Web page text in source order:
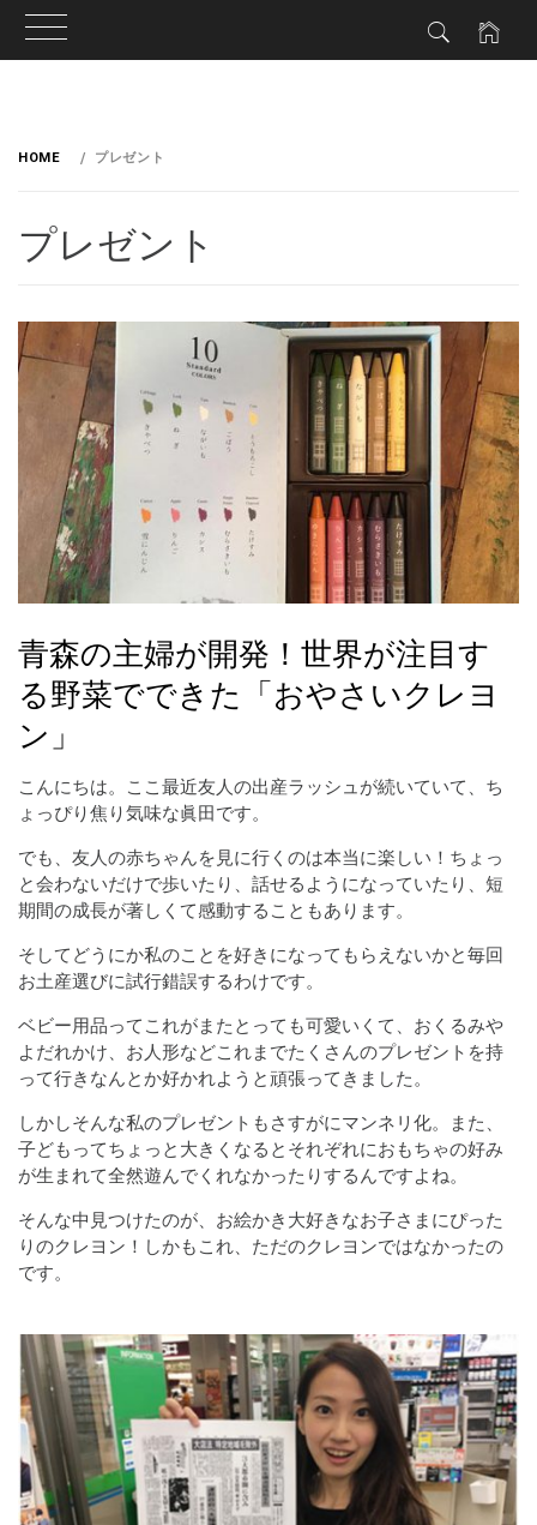
HOME プレゼント
プレゼント
青森の主婦が開発！世界が注目す
る野菜でできた「おやさいクレヨ
ン」
こんにちは。ここ最近友人の出産ラッシュが続いていて、ち
ょっぴり焦り気味な眞田です。
でも、友人の赤ちゃんを見に行くのは本当に楽しい！ちょっ
と会わないだけで歩いたり、話せるようになっていたり、短
期間の成長が著しくて感動することもあります。
そしてどうにか私のことを好きになってもらえないかと毎回
お土産選びに試行錯誤するわけです。
ベビー用品ってこれがまたとっても可愛いくて、おくるみや
よだれかけ、お人形などこれまでたくさんのプレゼントを持
って行きなんとか好かれようと頑張ってきました。
しかしそんな私のプレゼントもさすがにマンネリ化。また、
子どもってちょっと大きくなるとそれぞれにおもちゃの好み
が生まれて全然遊んでくれなかったりするんですよね。
そんな中見つけたのが、お絵かき大好きなお子さまにぴった
りのクレヨン！しかもこれ、ただのクレヨンではなかったの
です。